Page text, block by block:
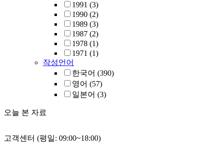
1991 (3)
1990 (2)
1989 (3)
1987 (2)
1978 (1)
1971 (1)
작성언어
한국어 (390)
영어 (57)
일본어 (3)
오늘 본 자료
고객센터 (평일: 09:00~18:00)